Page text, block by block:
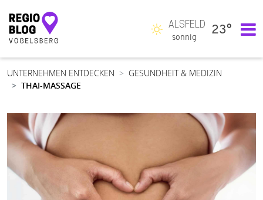
Hauptnavigation
ALSFELD
sonnig
23°
UNTERNEHMEN ENTDECKEN
GESUNDHEIT & MEDIZIN
THAI-MASSAGE